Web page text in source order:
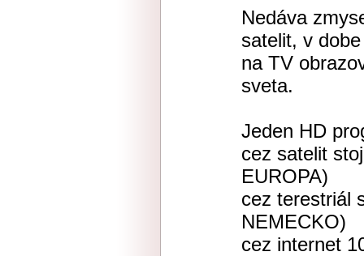
Nedáva
satelit, v
na TV
sveta.
Jeden HD
cez satelit
EUROPA)
cez terestriál
NEMECKO)
cez internet